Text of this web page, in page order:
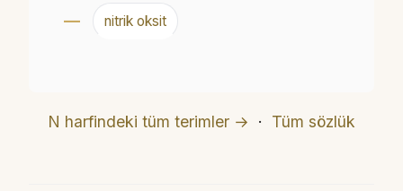
nitrik oksit
N harfindeki tüm terimler → · Tüm sözlük